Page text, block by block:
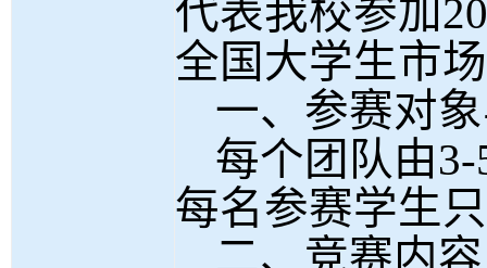
代表我校参加
全国大学生市
一、 参赛对
每个团队由
每名参赛学生
二、竞赛内容